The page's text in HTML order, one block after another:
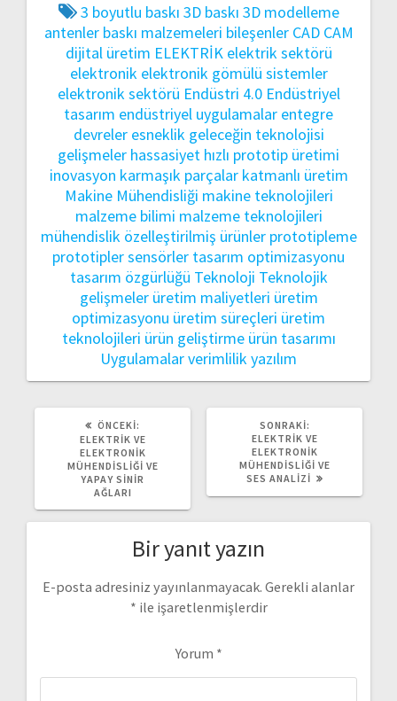
3 boyutlu baskı 3D baskı 3D modelleme
antenler baskı malzemeleri bileşenler CAD CAM
dijital üretim ELEKTRİK elektrik sektörü
elektronik elektronik gömülü sistemler
elektronik sektörü Endüstri 4.0 Endüstriyel
tasarım endüstriyel uygulamalar entegre
devreler esneklik geleceğin teknolojisi
gelişmeler hassasiyet hızlı prototip üretimi
inovasyon karmaşık parçalar katmanlı üretim
Makine Mühendisliği makine teknolojileri
malzeme bilimi malzeme teknolojileri
mühendislik özelleştirilmiş ürünler prototipleme
prototiplersensörler tasarım optimizasyonu
tasarım özgürlüğü Teknoloji Teknolojik
gelişmeler üretim maliyetleri üretim
optimizasyonu üretim süreçleri üretim
teknolojileri ürün geliştirme ürün tasarımı
Uygulamalarverimlilikyazılım
ÖNCEKI:
YAZI:
ELEKTRIK VE
ELEKTRONIK
MÜHENDISLIĞI VE
YAPAY SINIR
AĞLARI
SONRAKI:
YAZI:
ELEKTRIK VE
ELEKTRONIK
MÜHENDISLIĞI VE
SES ANALIZI
Bir yanıt yazın
E-posta adresiniz yayınlanmayacak. Gerekli alanlar
* ile işaretlenmişlerdir
Yorum *